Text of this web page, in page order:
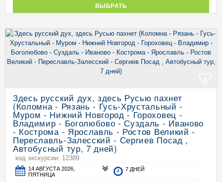
ВЫБРАТЬ
Здесь русский дух, здесь Русью пахнет
(Коломна - Рязань - Гусь-Хрустальный -
Муром - Нижний Новгород - Гороховец -
Владимир - Боголюбово - Суздаль - Иваново
- Кострома - Ярославль - Ростов Великий -
Переславль-Залесский - Сергиев Посад ,
Автобусный тур, 7 дней)
код экскурсии: 12389
14 АВГУСТА 2026,
ПЯТНИЦА
7 ДНЕЙ